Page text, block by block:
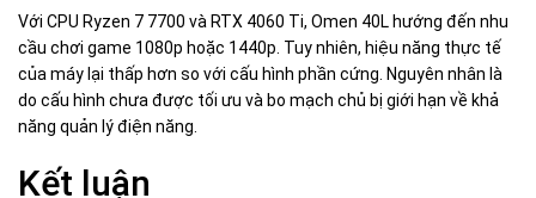
Với CPU Ryzen 7 7700 và RTX 4060 Ti, Omen 40L hướng đến nhu
cầu chơi game 1080p hoặc 1440p. Tuy nhiên, hiệu năng thực tế
của máy lại thấp hơn so với cấu hình phần cứng. Nguyên nhân là
do cấu hình chưa được tối ưu và bo mạch chủ bị giới hạn về khả
năng quản lý điện năng.
Kết luận